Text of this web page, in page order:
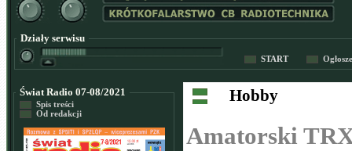
Działy serwisu
START
Świat Radio 07-08/2021
Spis treści
Od redakcji
Hobby
Amatorski